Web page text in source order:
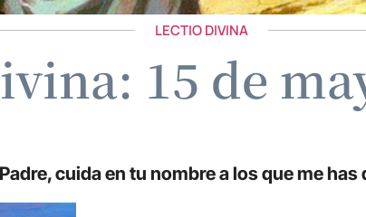
LECTIO DIVINA
15 de
cuida en tu nombre a los que me has